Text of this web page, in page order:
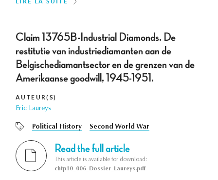
LIRE LA SUITE
Claim 13765B-Industrial Diamonds. De
restitutie van industriediamanten aan de
Belgischediamantsector en de grenzen van de
Amerikaanse goodwill, 1945-1951.
AUTEUR(S)
Eric Laureys
Political History Second World War
Read the full article
This article is available for download:
chtp10_006_Dossier_Laureys.pdf